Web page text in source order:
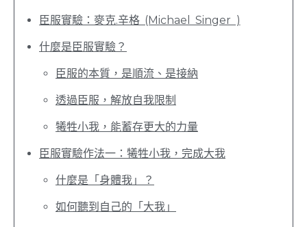
臣服實驗：麥克.辛格 (Michael Singer )
什麼是臣服實驗？
臣服的本質，是順流、是接納
透過臣服，解放自我限制
犧牲小我，能蓄存更大的力量
臣服實驗作法一：犧牲小我，完成大我
什麼是「身體我」？
如何聽到自己的「大我」